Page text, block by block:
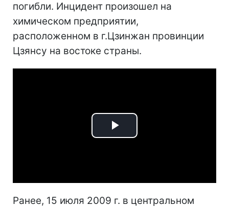
погибли. Инцидент произошел на
химическом предприятии,
расположенном в г.Цзинжан провинции
Цзянсу на востоке страны.
Play
Ранее, 15 июля 2009 г. в центральном